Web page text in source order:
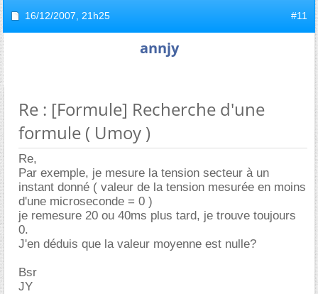
16/12/2007, 21h25 #11
annjy
Re : [Formule] Recherche d'une
formule ( Umoy )
Re,
Par exemple, je mesure la tension secteur à un
instant donné ( valeur de la tension mesurée en moins
d'une microseconde = 0 )
je remesure 20 ou 40ms plus tard, je trouve toujours
0.
J'en déduis que la valeur moyenne est nulle?
Bsr
JY